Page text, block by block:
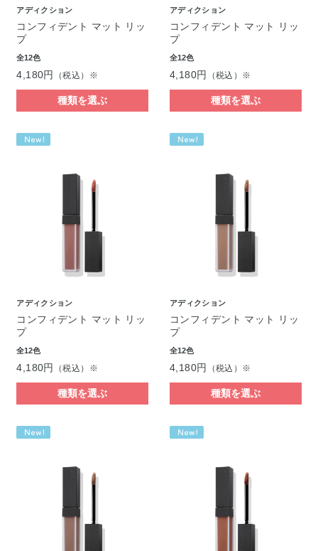
アディクション
コンフィデント マット リッ
プ
全12色
4,180円 （税込）※
種類を選ぶ
アディクション
コンフィデント マット リッ
プ
全12色
4,180円 （税込）※
種類を選ぶ
アディクション
コンフィデント マット リッ
プ
全12色
4,180円 （税込）※
種類を選ぶ
アディクション
コンフィデント マット リッ
プ
全12色
4,180円 （税込）※
種類を選ぶ